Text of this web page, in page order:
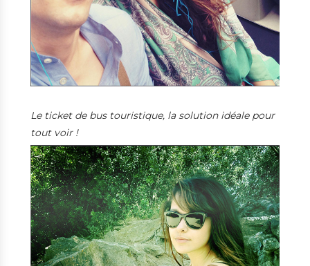
Le ticket de bus touristique, la solution idéale pour
tout voir !